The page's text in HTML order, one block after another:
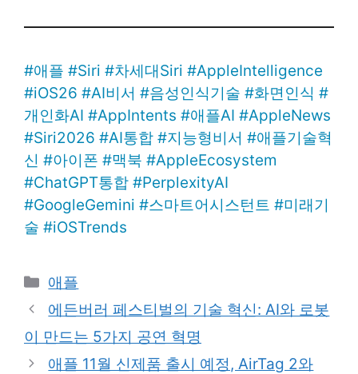
#애플 #Siri #차세대Siri #AppleIntelligence
#iOS26 #AI비서 #음성인식기술 #화면인식 #
개인화AI #AppIntents #애플AI #AppleNews
#Siri2026 #AI통합 #지능형비서 #애플기술혁
신 #아이폰 #맥북 #AppleEcosystem
#ChatGPT통합 #PerplexityAI
#GoogleGemini #스마트어시스턴트 #미래기
술 #iOSTrends
Categories
애플
에든버러 페스티벌의 기술 혁신: AI와 로봇
이 만드는 5가지 공연 혁명
애플 11월 신제품 출시 예정, AirTag 2와